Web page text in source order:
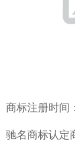
商标注册时间
驰名商标认定